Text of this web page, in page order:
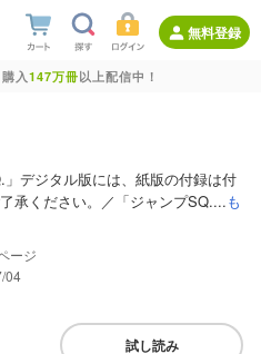
無料登録
入147万冊以上配信中！
デジタル版には、紙版の付録は付
承ください。／「ジャンプSQ....も
04
試し読み